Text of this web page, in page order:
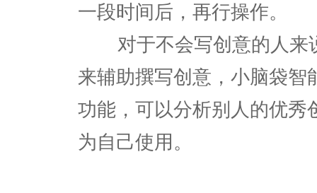
一段时间后，再行操作。
对于不会写创意的人来
来辅助撰写创意，小脑袋智
功能，可以分析别人的优秀
为自己使用。